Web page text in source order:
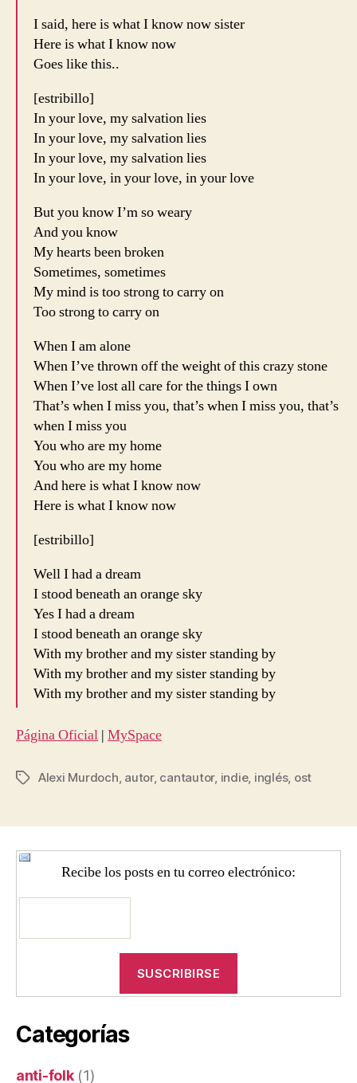
I said, here is what I know now sister
Here is what I know now
Goes like this..
[estribillo]
In your love, my salvation lies
In your love, my salvation lies
In your love, my salvation lies
In your love, in your love, in your love
But you know I’m so weary
And you know
My hearts been broken
Sometimes, sometimes
My mind is too strong to carry on
Too strong to carry on
When I am alone
When I’ve thrown off the weight of this crazy stone
When I’ve lost all care for the things I own
That’s when I miss you, that’s when I miss you, that’s
when I miss you
You who are my home
You who are my home
And here is what I know now
Here is what I know now
[estribillo]
Well I had a dream
I stood beneath an orange sky
Yes I had a dream
I stood beneath an orange sky
With my brother and my sister standing by
With my brother and my sister standing by
With my brother and my sister standing by
Página Oficial | MySpace
Etiquetas
Alexi Murdoch, autor, cantautor, indie, inglés, ost
Recibe los posts en tu correo electrónico:
Categorías
anti-folk(1)